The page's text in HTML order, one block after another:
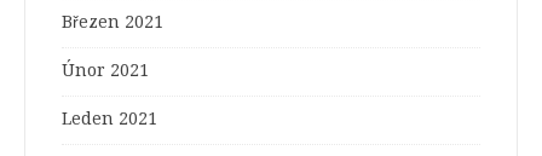
Březen 2021
Únor 2021
Leden 2021